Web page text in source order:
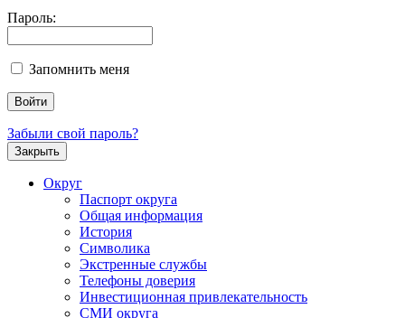
Пароль:
Запомнить меня
Забыли свой пароль?
Закрыть
Округ
Паспорт округа
Общая информация
История
Символика
Экстренные службы
Телефоны доверия
Инвестиционная привлекательность
СМИ округа